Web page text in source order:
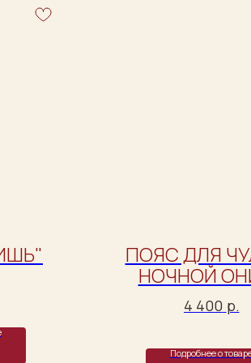
ПОЯС ДЛЯ
НОЧНОЙ
4 400 р.
Подробнее о